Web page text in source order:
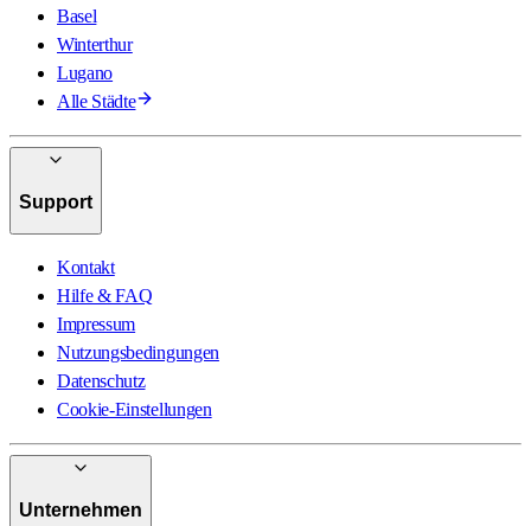
Basel
Winterthur
Lugano
Alle Städte
Support
Kontakt
Hilfe & FAQ
Impressum
Nutzungsbedingungen
Datenschutz
Cookie-Einstellungen
Unternehmen